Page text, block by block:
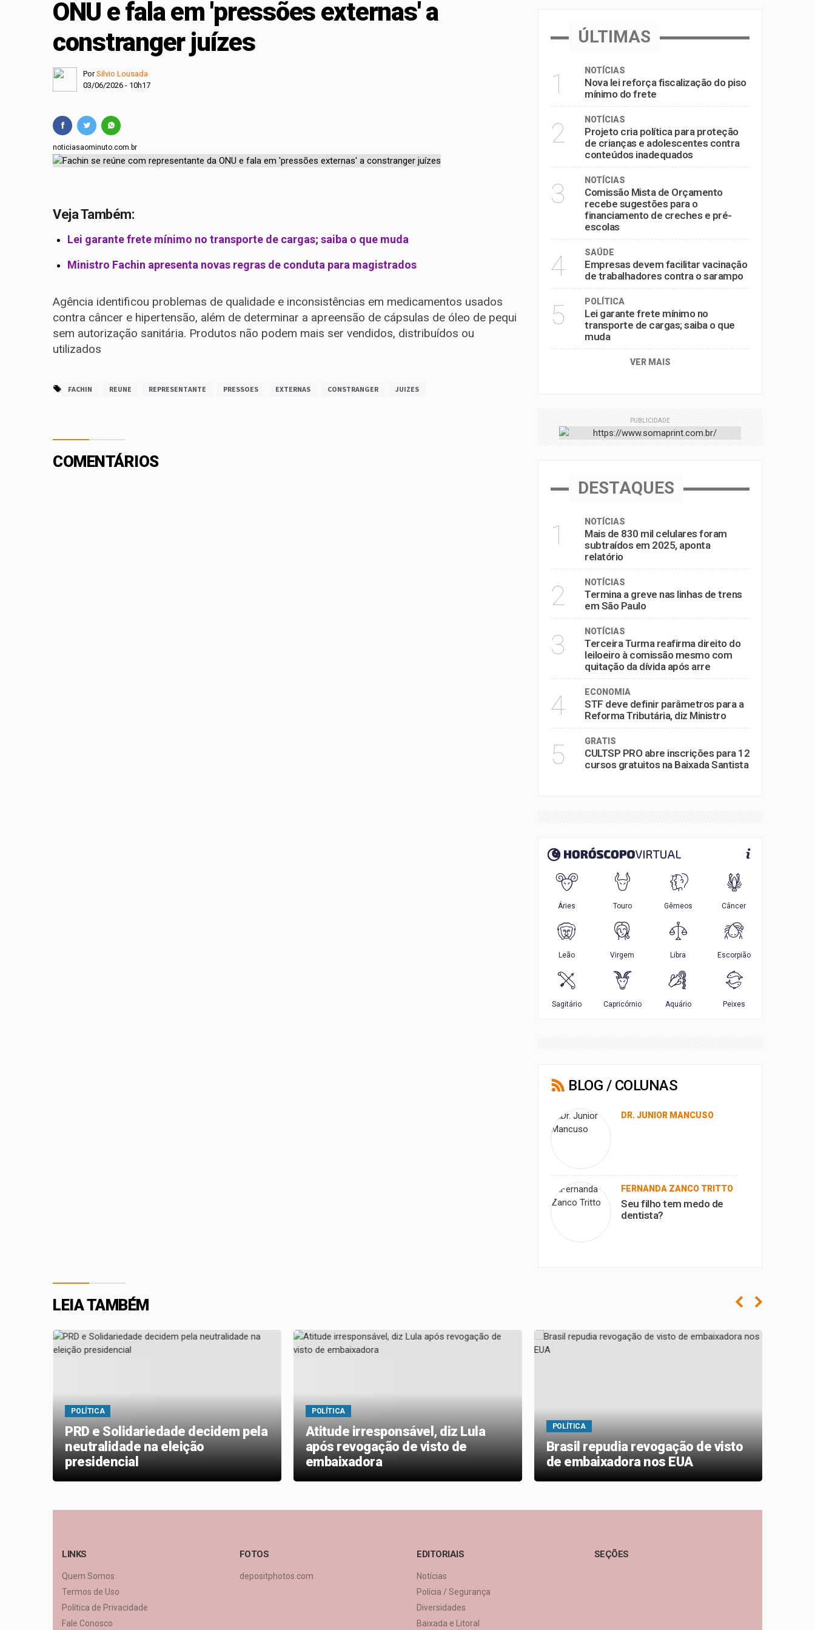
Projeto cria política para proteção de crianças e adolescentes contra conteúdos inadequados
Comissão Mista de Orçamento recebe sugestões para o financiamento de creches e pré-escolas
ONU e fala em 'pressões externas' a
constranger juízes
PorSilvio Lousada
03/06/2026 - 10h17
noticiasaominuto.com.br
Veja Também:
Lei garante frete mínimo no transporte de cargas; saiba o que muda
Ministro Fachin apresenta novas regras de conduta para magistrados
Agência identificou problemas de qualidade e inconsistências em medicamentos usados
contra câncer e hipertensão, além de determinar a apreensão de cápsulas de óleo de pequi
sem autorização sanitária. Produtos não podem mais ser vendidos, distribuídos ou
utilizados
FACHIN REUNE REPRESENTANTE PRESSOES EXTERNAS CONSTRANGER JUIZES
COMENTÁRIOS
ÚLTIMAS
1 NOTÍCIAS
Nova lei reforça fiscalização do piso
mínimo do frete
2 NOTÍCIAS
Projeto cria política para proteção
de crianças e adolescentes contra
conteúdos inadequados
3 NOTÍCIAS
Comissão Mista de Orçamento
recebe sugestões para o
financiamento de creches e pré-
escolas
4 SAÚDE
Empresas devem facilitar vacinação
de trabalhadores contra o sarampo
5 POLÍTICA
Lei garante frete mínimo no
transporte de cargas; saiba o que
muda
VER MAIS
PUBLICIDADE
DESTAQUES
1 NOTÍCIAS
Mais de 830 mil celulares foram
subtraídos em 2025, aponta
relatório
2 NOTÍCIAS
Termina a greve nas linhas de trens
em São Paulo
3 NOTÍCIAS
Terceira Turma reafirma direito do
leiloeiro à comissão mesmo com
quitação da dívida após arre
4 ECONOMIA
STF deve definir parâmetros para a
Reforma Tributária, diz Ministro
5 GRATIS
CULTSP PRO abre inscrições para 12
cursos gratuitos na Baixada Santista
BLOG / COLUNAS
DR. JUNIOR MANCUSO
FERNANDA ZANCO TRITTO
Seu filho tem medo de
dentista?
LEIA TAMBÉM
POLÍTICA
PRD e Solidariedade decidem pela
neutralidade na eleição
presidencial
POLÍTICA
Atitude irresponsável, diz Lula
após revogação de visto de
embaixadora
POLÍTICA
Brasil repudia revogação de visto
de embaixadora nos EUA
LINKS
Quem Somos
Termos de Uso
Política de Privacidade
Fale Conosco
FOTOS
depositphotos.com
EDITORIAIS
Notícias
Polícia / Segurança
Diversidades
Baixada e Litoral
SEÇÕES